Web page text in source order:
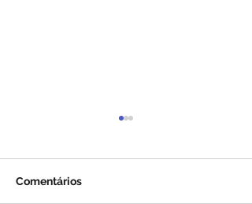
Comentários